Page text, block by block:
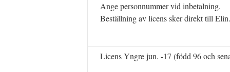
Ange personnummer vid inbetalning.
Beställning av licens sker direkt till Elin.
Licens Yngre jun. -17 (född 96 och